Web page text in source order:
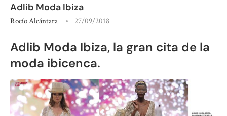
Adlib Moda Ibiza
Rocío Alcántara 27/09/2018
Adlib Moda Ibiza, la gran cita de la
moda ibicenca.